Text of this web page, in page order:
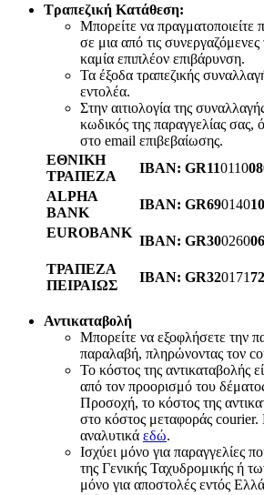
Τραπεζική Κατάθεση:
Μπορείτε να
σε μια από τις
καμία επιπλέον επιβάρυνση.
Τα έξοδα τραπεζικής
εντολέα.
Στην αιτιολογία της
κωδικός της παραγγελίας σας,
στο email επιβεβαίωσης.
ΕΘΝΙΚΗ
ΤΡΑΠΕΖΑ
IBAN: GR110110
ALPHA
BANK
IBAN: GR690140
EUROBANK
IBAN: GR300260
ΤΡΑΠΕΖΑ
ΠΕΙΡΑΙΩΣ
IBAN: GR320171
Αντικαταβολή
Μπορείτε να εξοφλήσετε την
παραλαβή, πληρώνοντας τον
Το κόστος της αντικαταβολής
από τον προορισμό του
Προσοχή, το κόστος της
στο κόστος μεταφοράς courier.
αναλυτικά εδώ.
Ισχύει μόνο για παραγγελίες
της Γενικής Ταχυδρομικής ή
μόνο για αποστολές εντός